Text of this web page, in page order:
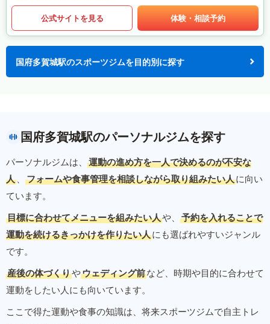
公式サイトを見る 体験・相談予約
国府多賀城駅のスポーツジムを目的別に探す
国府多賀城駅のパーソナルジムを探す
パーソナルジムは、
運動の進め方を一人で決めるのが不安な
人 、 フォームや食事管理を相談しながら取り組みたい人に向い
ています。
目標に合わせてメニューを組みたい人や、
予約を入れることで
運動を続けるきっかけを作りたい人にも選ばれやすいジャンル
です。
産後の体づくりやウェディング前など、時期や目的に合わせて
運動をしたい人にも向いています。
ここで得た運動や食事の知識は、将来スポーツジムで自主トレ